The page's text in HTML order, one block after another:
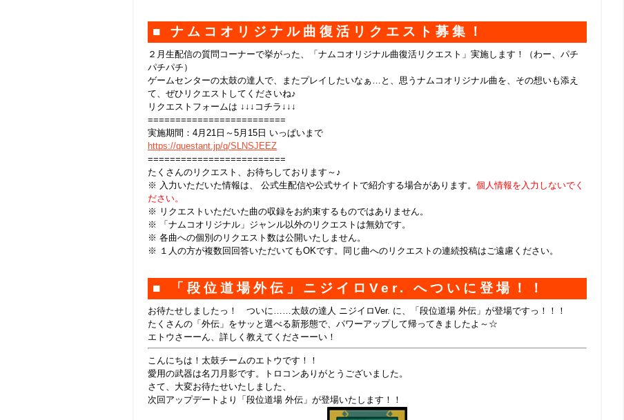
■ ナムコオリジナル曲復活リクエスト募集！
２月生配信の質問コーナーで挙がった、「ナムコオリジナル曲復活リクエスト」実施します！（わー、パチ
パチパチ）
ゲームセンターの太鼓の達人で、またプレイしたいなぁ…と、思うナムコオリジナル曲を、その想いも添え
て、ぜひリクエストしてくださいね♪
リクエストフォームは ↓↓↓コチラ↓↓↓
=========================
実施期間：4月21日～5月15日 いっぱいまで
https://questant.jp/q/SLNSJEEZ
=========================
たくさんのリクエスト、お待ちしております～♪
※ 入力いただいた情報は、 公式生配信や公式サイトで紹介する場合があります。 個人情報を入力しないでく
ださい。
※ リクエストいただいた曲の収録をお約束するものではありません。
※ 「ナムコオリジナル」ジャンル以外のリクエストは無効です。
※ 各曲への個別のリクエスト数は公開いたしません。
※ １人の方が複数回回答いただいてもOKです。同じ曲へのリクエストの連続投稿はご遠慮ください。
■ 「段位道場外伝」ニジイロVer. へついに登場！！
お待たせしましたっ！ ついに……太鼓の達人 ニジイロVer. に、「段位道場 外伝」が登場ですっ！！！
たくさんの「外伝」をサッと選べる新形態で、パワーアップして帰ってきましたよ～☆
エトウさーーん、詳しく教えてくださーーい！
こんにちは！太鼓チームのエトウです！！
愛用の武器は名刀月影です。トロコンありがとうございました。
さて、大変お待たせいたしました、
次回アップデートより「段位道場 外伝」が登場いたします！！